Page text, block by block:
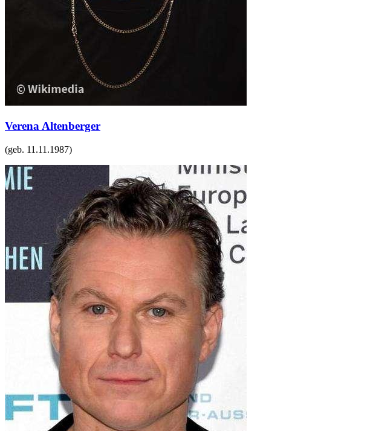
Verena Altenberger
(geb. 11.11.1987)